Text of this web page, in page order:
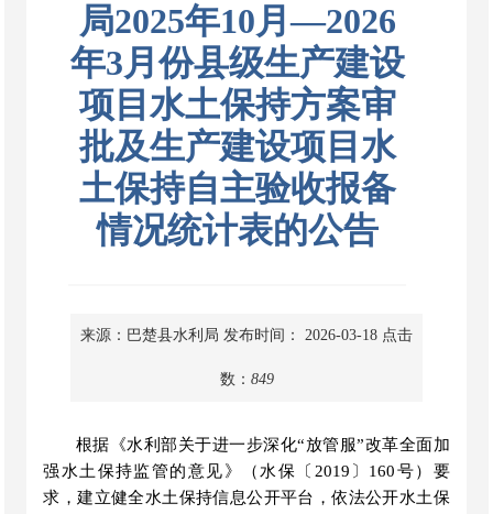
局2025年10月—2026
年3月份县级生产建设
项目水土保持方案审
批及生产建设项目水
土保持自主验收报备
情况统计表的公告
来源：巴楚县水利局 发布时间： 2026-03-18 点击
数： 849
根据《水利部关于进一步深化“放管服”改革全面加
强水土保持监管的意见》（水保〔 2019〕160号）要
求，建立健全水土保持信息公开平台，依法公开水土保